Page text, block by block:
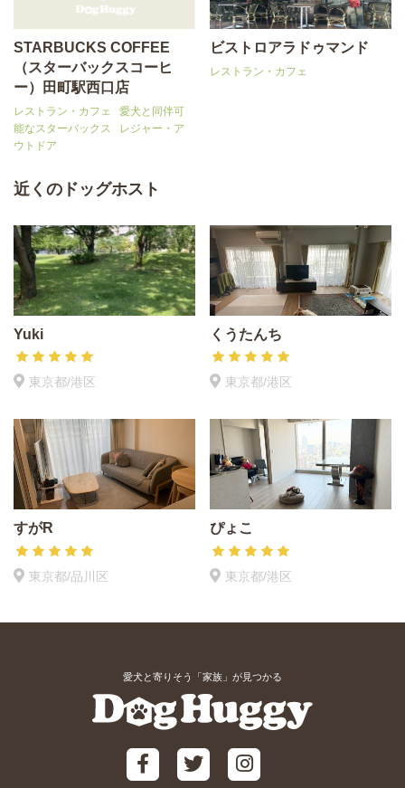
STARBUCKS COFFEE
（スターバックスコーヒ
ー）田町駅西口店
レストラン・カフェ
愛犬と同伴可
能なスターバックス
レジャー・ア
ウトドア
ビストロアラドゥマンド
レストラン・カフェ
近くのドッグホスト
Yuki
東京都/港区
くうたんち
東京都/港区
すがR
東京都/品川区
ぴょこ
東京都/港区
愛犬と寄りそう「家族」が見つかる